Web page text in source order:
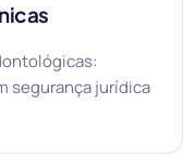
segurança jurídica